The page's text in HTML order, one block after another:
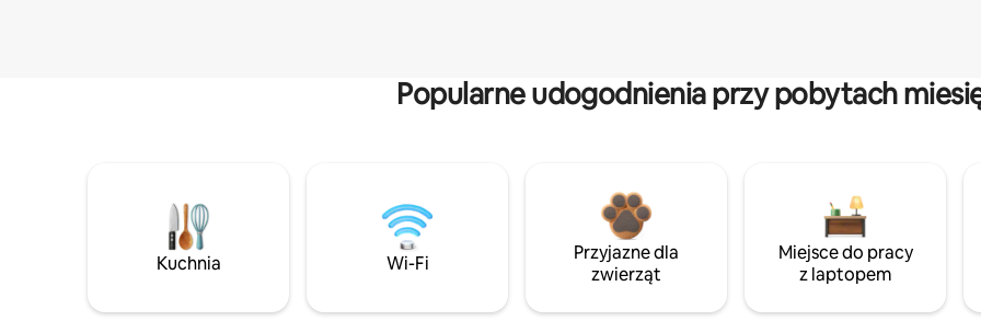
Popularne udogodnienia przy pobytach
Kuchnia Wi-Fi
Przyjazne dla
zwierząt
Miejsce do pracy
z laptopem